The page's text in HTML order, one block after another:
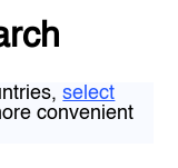
select
convenient